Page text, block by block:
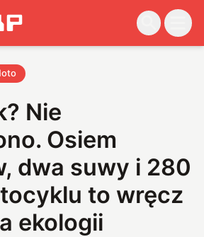
Nie
Osiem
dwa suwy i 280
to wręcz
ekologii